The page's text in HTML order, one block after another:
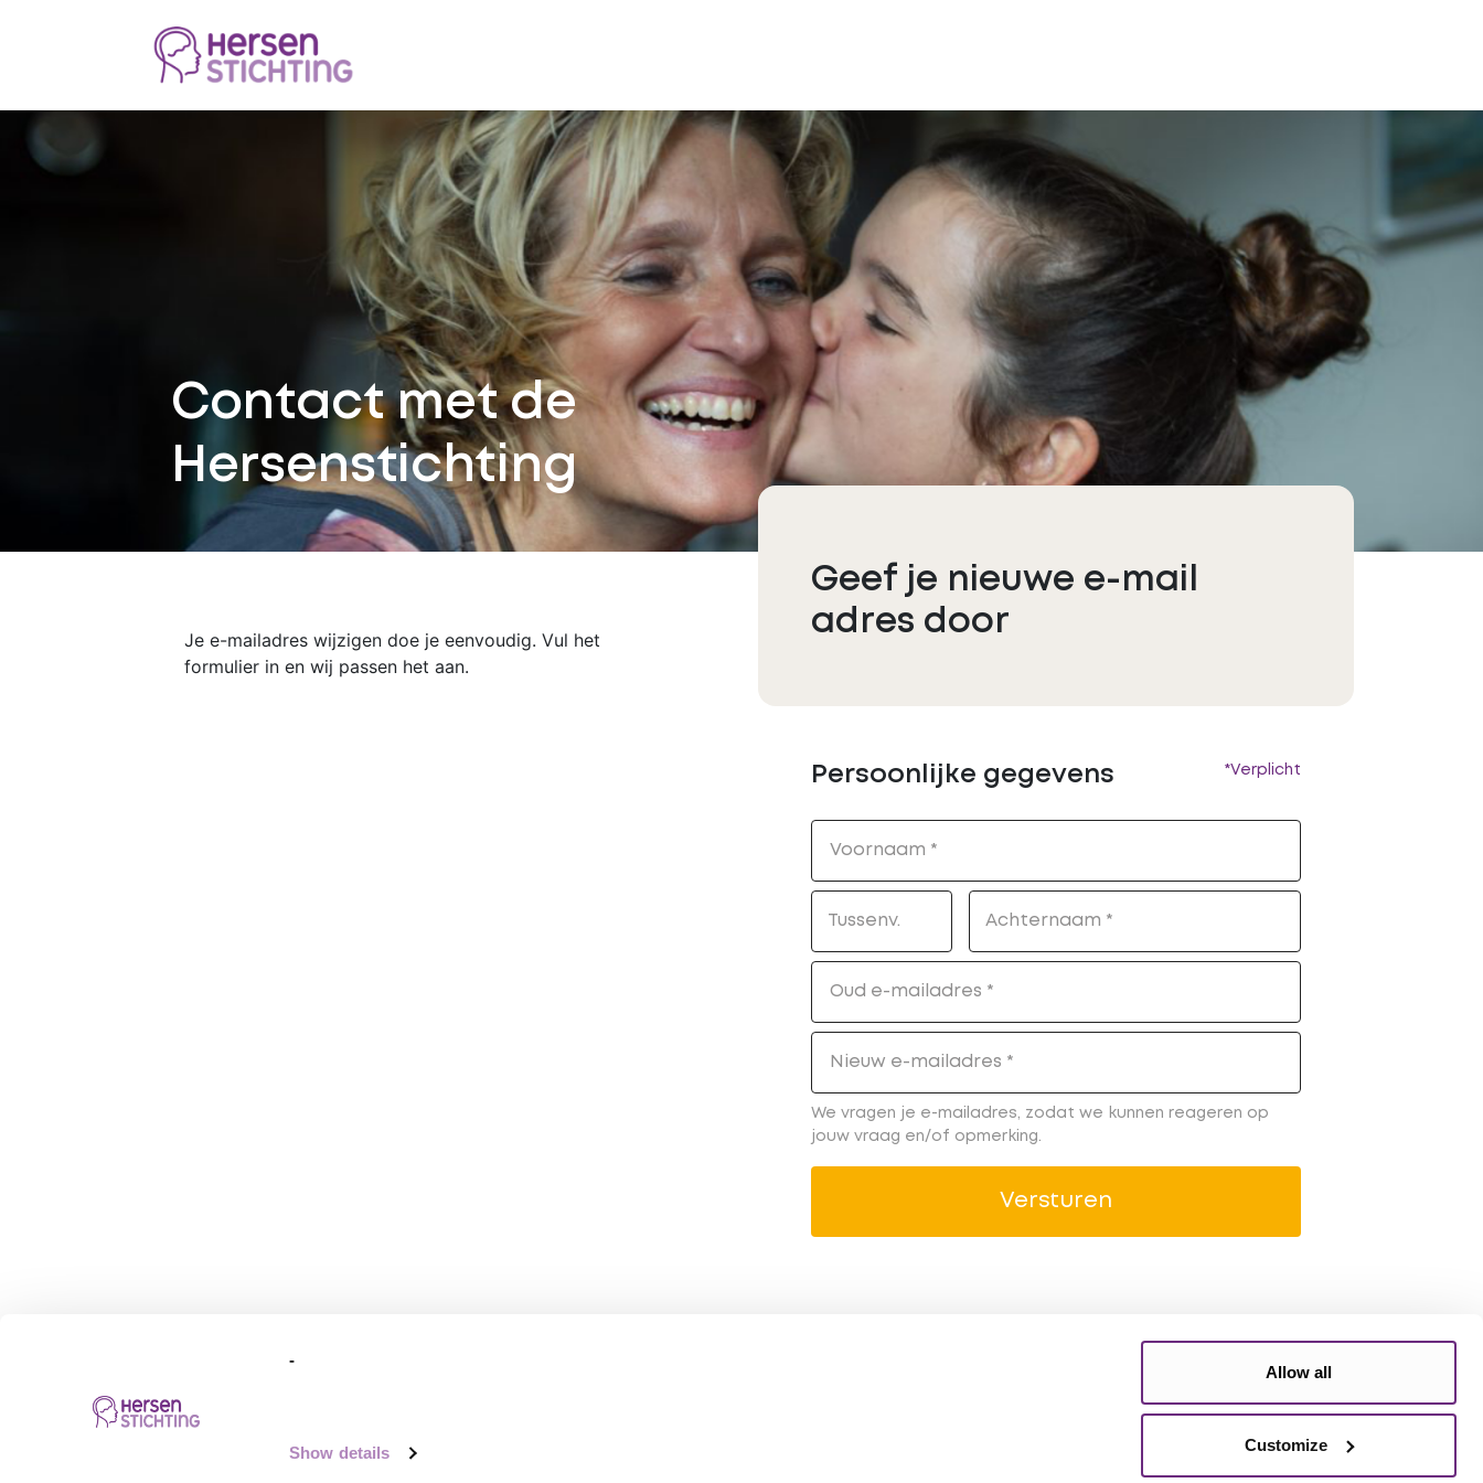
-
Show details
Allow all
Customize
Contact met de
Hersenstichting
Je e-mailadres wijzigen doe je eenvoudig. Vul het
formulier in en wij passen het aan.
Geef je nieuwe e-mail
adres door
Persoonlijke gegevens *Verplicht
Voornaam
Tussenv. Achternaam
Oud e-mailadres
Nieuw e-mailadres
We vragen je e-mailadres, zodat we kunnen reageren op
jouw vraag en/of opmerking.
Versturen